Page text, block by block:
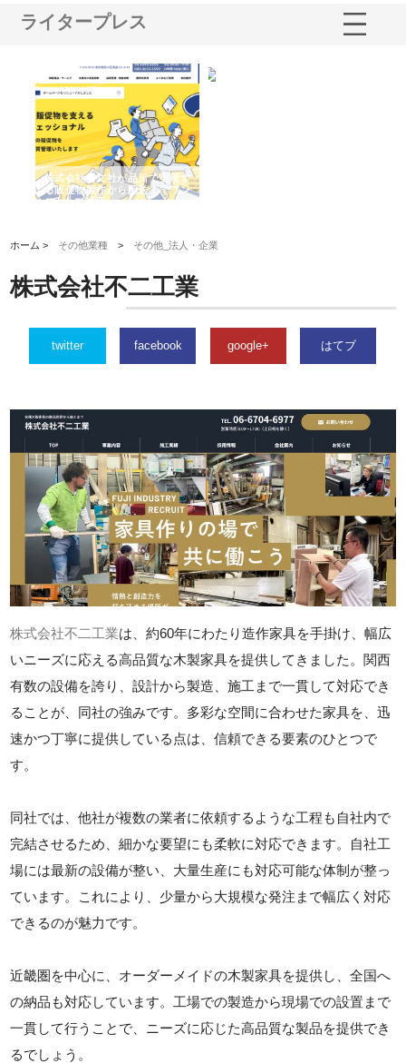
ライタープレス
株式会社耕文社が品川で実現す
る販促物製作から配送までワン
ストップ対応
ホーム > その他業種 > その他_法人・企業
株式会社不二工業
twitter facebook google+ はてブ
株式会社不二工業は、約60年にわたり造作家具を手掛け、幅広
いニーズに応える高品質な木製家具を提供してきました。関西
有数の設備を誇り、設計から製造、施工まで一貫して対応でき
ることが、同社の強みです。多彩な空間に合わせた家具を、迅
速かつ丁寧に提供している点は、信頼できる要素のひとつで
す。
同社では、他社が複数の業者に依頼するような工程も自社内で
完結させるため、細かな要望にも柔軟に対応できます。自社工
場には最新の設備が整い、大量生産にも対応可能な体制が整っ
ています。これにより、少量から大規模な発注まで幅広く対応
できるのが魅力です。
近畿圏を中心に、オーダーメイドの木製家具を提供し、全国へ
の納品も対応しています。工場での製造から現場での設置まで
一貫して行うことで、ニーズに応じた高品質な製品を提供でき
るでしょう。